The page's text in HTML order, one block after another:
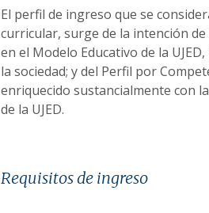
El perfil de ingreso que se
curricular, surge de la intención
en el Modelo Educativo de la
la sociedad; y del Perfil por
enriquecido sustancialmente con
de la UJED.
Requisitos de ingreso